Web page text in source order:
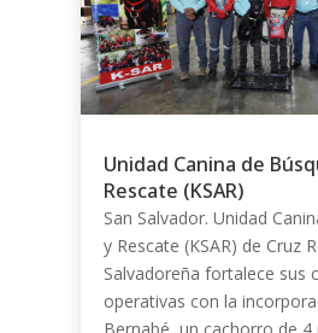
Unidad Canina de
Rescate (KSAR)
San Salvador. Unidad
y Rescate (KSAR) de Cruz
Salvadoreña fortalece sus
operativas con la
Bernabé, un cachorro de 4